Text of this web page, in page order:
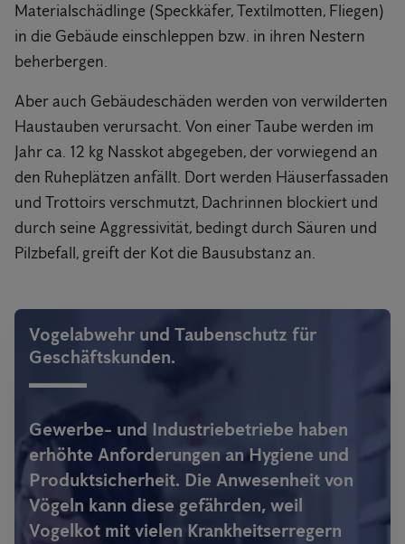
Materialschädlinge (Speckkäfer, Textilmotten, Fliegen)
in die Gebäude einschleppen bzw. in ihren Nestern
beherbergen.
Aber auch Gebäudeschäden werden von verwilderten
Haustauben verursacht. Von einer Taube werden im
Jahr ca. 12 kg Nasskot abgegeben, der vorwiegend an
den Ruheplätzen anfällt. Dort werden Häuserfassaden
und Trottoirs verschmutzt, Dachrinnen blockiert und
durch seine Aggressivität, bedingt durch Säuren und
Pilzbefall, greift der Kot die Bausubstanz an.
Vogelabwehr und Taubenschutz für
Geschäftskunden.
Gewerbe- und Industriebetriebe haben
erhöhte Anforderungen an Hygiene und
Produktsicherheit. Die Anwesenheit von
Vögeln kann diese gefährden, weil
Vogelkot mit vielen Krankheitserregern